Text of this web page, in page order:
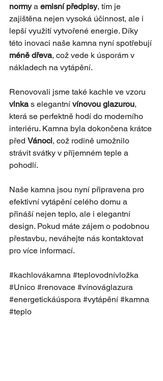
normy a emisní předpisy, tím je
zajištěna nejen vysoká účinnost, ale i
lepší využití vytvořené energie. Díky
této inovaci naše kamna nyní spotřebují
méně dřeva, což vede k úsporám v
nákladech na vytápění.
Renovovali jsme také kachle ve vzoru
vlnka s elegantní vínovou glazurou,
která se perfektně hodí do moderního
interiéru. Kamna byla dokončena krátce
před Vánoci, což rodině umožnilo
strávit svátky v příjemném teple a
pohodlí.
Naše kamna jsou nyní připravena pro
efektivní vytápění celého domu a
přináší nejen teplo, ale i elegantní
design. Pokud máte zájem o podobnou
přestavbu, neváhejte nás kontaktovat
pro více informací.
#kachlovákamna #teplovodnívložka
#Unico #renovace #vínováglazura
#energetickáúspora #vytápění #kamna
#teplo